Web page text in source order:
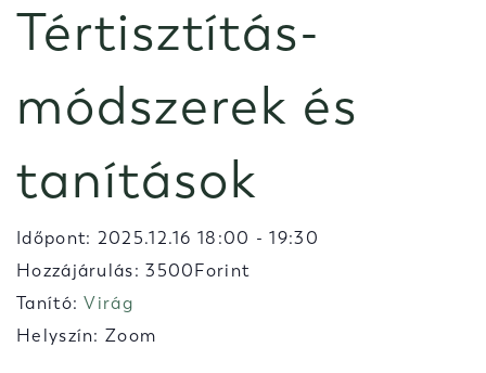
Tértisztítás-
módszerek és
tanítások
Időpont: 2025.12.16 18:00 -19:30
Hozzájárulás: 3500Forint
Tanító:Virág
Helyszín: Zoom